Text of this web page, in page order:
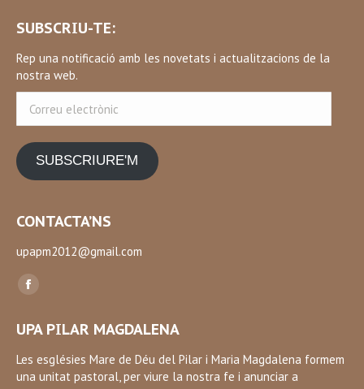
SUBSCRIU-TE:
Rep una notificació amb les novetats i actualitzacions de la
nostra web.
electrònic
SUBSCRIURE'M
CONTACTA’NS
upapm2012@gmail.com
Find us on:
Facebook
opens
in
new
UPA PILAR MAGDALENA
Les esglésies Mare de Déu del Pilar i Maria Magdalena formem
una unitat pastoral, per viure la nostra fe i anunciar a